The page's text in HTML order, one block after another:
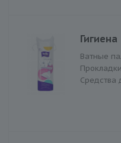
Гигиена
Ватные
Средства